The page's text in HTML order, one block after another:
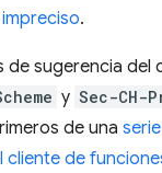
.
de sugerencia del
y Sec-CH-
de una
cliente de